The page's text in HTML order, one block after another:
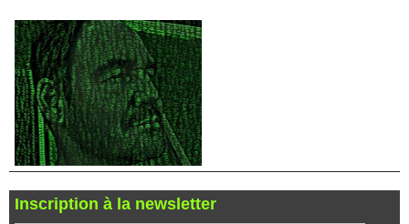
Inscription à la newsletter